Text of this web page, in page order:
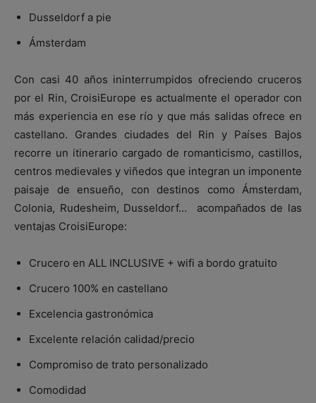
Dusseldorf a pie
Ámsterdam
Con casi 40 años ininterrumpidos ofreciendo cruceros
por el Rin, CroisiEurope es actualmente el operador con
más experiencia en ese río y que más salidas ofrece en
castellano. Grandes ciudades del Rin y Países Bajos
recorre un itinerario cargado de romanticismo, castillos,
centros medievales y viñedos que integran un imponente
paisaje de ensueño, con destinos como Ámsterdam,
Colonia, Rudesheim, Dusseldorf… acompañados de las
ventajas CroisiEurope:
Crucero en ALL INCLUSIVE + wifi a bordo gratuito
Crucero 100% en castellano
Excelencia gastronómica
Excelente relación calidad/precio
Compromiso de trato personalizado
Comodidad